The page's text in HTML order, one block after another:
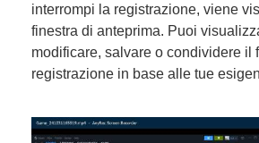
interrompi la registrazione, viene
finestra di anteprima. Puoi
modificare, salvare o condividere il
registrazione in base alle tue